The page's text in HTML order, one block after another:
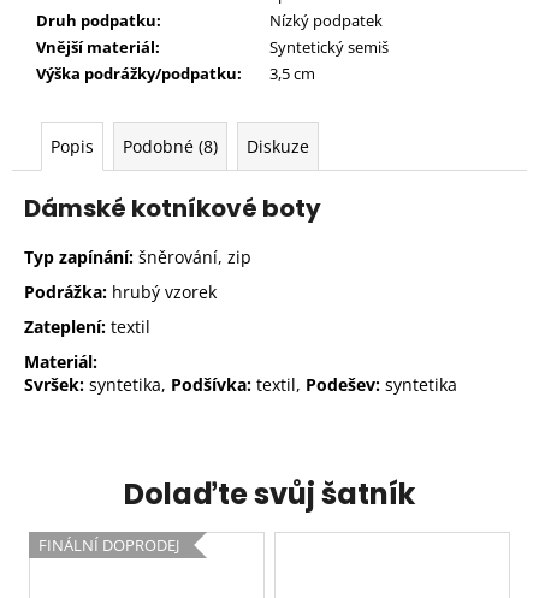
Druh podpatku:
Nízký podpatek
Vnější materiál:
Syntetický semiš
Výška podrážky/podpatku:
3,5 cm
Popis Podobné (8) Diskuze
Dámské kotníkové boty
Typ zapínání: šněrování, zip
Podrážka: hrubý vzorek
Zateplení: textil
Materiál:
Svršek: syntetika, Podšívka: textil, Podešev: syntetika
Dolaďte svůj šatník
FINÁLNÍ DOPRODEJ